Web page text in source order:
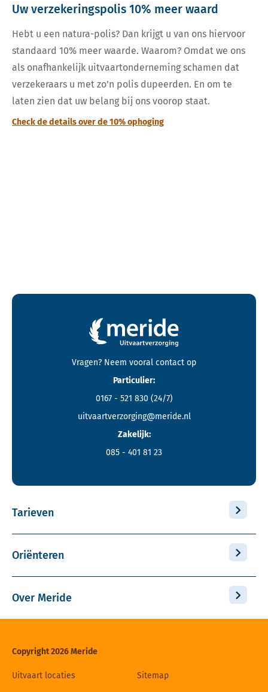
Uw verzekeringspolis 10% meer waard
Hebt u een natura-polis? Dan krijgt u van ons hiervoor
standaard 10% meer waarde. Waarom? Omdat we ons
als onafhankelijk uitvaartonderneming schamen dat
verzekeraars u met zo’n polis dupeerden. En om te
laten zien dat uw belang bij ons voorop staat.
Check de details over de 10% ophoging
Contactgegevens en footer menu van Meride
Vragen? Neem vooral contact op
Particulier:
0167 - 521 830 (24/7)
uitvaartverzorging@meride.nl
Zakelijk:
085 - 401 81 23
Tarieven
Oriënteren
Over Meride
Copyright 2026 Meride
Uitvaart locaties Sitemap